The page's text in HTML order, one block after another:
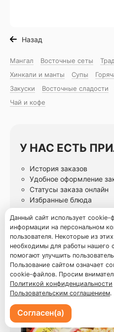
Назад
Мангал Восточные сеты
Хинкали и манты
Супы
Закуски
Восточные сладости
Чай и кофе
У НАС ЕСТЬ
История заказов
Удобное оформление
Статусы заказа онлайн
Избранные блюда
Данный сайт использует cookie-
информации на персональном
пользователя. Некоторые из
необходимы для работы нашего
помогают улучшить
Пользование сайтом означает
cookie-файлов. Просим
Политикой конфиденциальности
Пользовательским соглашением.
Согласен(а)